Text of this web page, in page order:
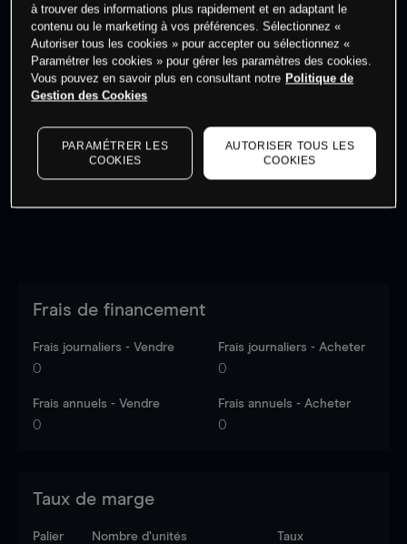
dernières données du marché.Log into see latest
market data
Frais de financement
Frais journaliers - Vendre
0
Frais journaliers - Acheter
0
Frais annuels - Vendre
0
Frais annuels - Acheter
0
Taux de marge
Palier Nombre d’unités Taux
à trouver des informations plus rapidement et en adaptant le
contenu ou le marketing à vos préférences. Sélectionnez «
Autoriser tous les cookies » pour accepter ou sélectionnez «
Paramétrer les cookies » pour gérer les paramètres des cookies.
Vous pouvez en savoir plus en consultant notre Politique de
Gestion des Cookies
PARAMÉTRER LES
COOKIES
AUTORISER TOUS LES
COOKIES